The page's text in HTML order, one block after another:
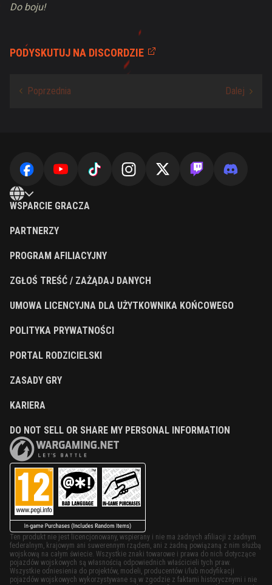
Do boju!
PODYSKUTUJ NA DISCORDZIE
WSPARCIE GRACZA
PARTNERZY
PROGRAM AFILIACYJNY
ZGŁOŚ TREŚĆ / ZAŻĄDAJ DANYCH
UMOWA LICENCYJNA DLA UŻYTKOWNIKA KOŃCOWEGO
POLITYKA PRYWATNOŚCI
PORTAL RODZICIELSKI
ZASADY GRY
KARIERA
DO NOT SELL OR SHARE MY PERSONAL INFORMATION
Ten produkt nie jest licencjonowany, wspierany i nie ma żadnych afiliacji z żadnym
federalnym, krajowym ani suwerennym rządem, ani z żadną powiązaną z nim służbą
wojskową na całym świecie. Wszystkie znaki towarowe i prawa do nich dotyczące
pojazdów wojskowych są własnością odpowiednich właścicieli tych praw.
Wszystkie odniesienia do projektów, modeli, producentów i/lub modyfikacji
pojazdów wojskowych wykorzystywane są w zgodzie z faktami historycznymi i nie